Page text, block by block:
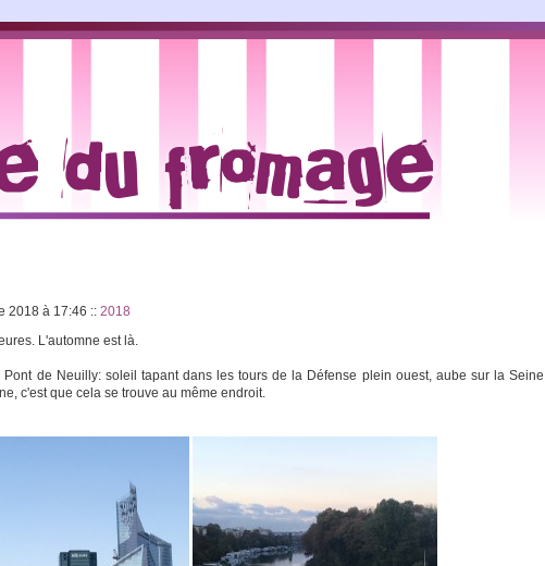
2018 à 17:46 :: 2018
L'automne est là.
Pont de Neuilly: soleil tapant dans les tours de la Défense plein ouest, aube sur la Seine
c'est que cela se trouve au même endroit.